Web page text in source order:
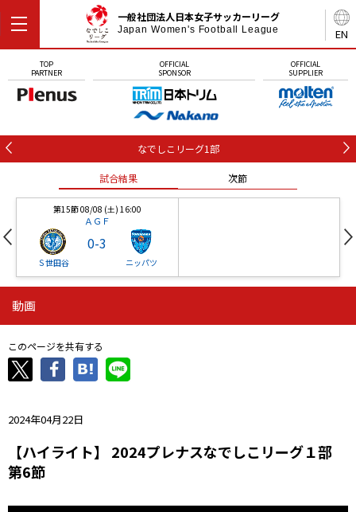
EN
一般社団法人日本女子サッカーリーグ
Japan Women's Football League
TOP
PARTNER
OFFICIAL
SPONSOR
OFFICIAL
SUPPLIER
なでしこリーグ1部
試合結果 次節
第15節 08/08 (土) 16:00
ＡＧＦ
Ｓ世田谷
0-3
ニッパツ
ニッパツ
ニッパツ
-
石人の星
動画
このページを共有する
2024年04月22日
【ハイライト】 2024プレナスなでしこリーグ１部
第6節